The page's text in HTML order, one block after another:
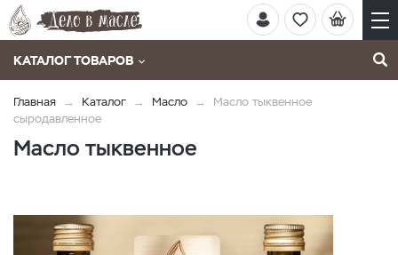
КАТАЛОГ ТОВАРОВ
Главная Каталог Масло
Масло тыквенное
сыродавленное
Масло тыквенное